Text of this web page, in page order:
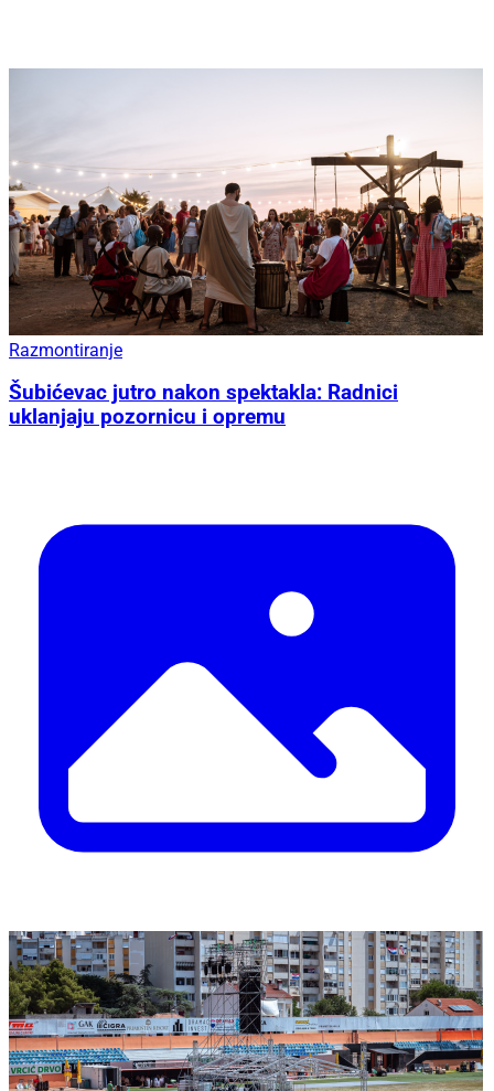
Razmontiranje
Šubićevac jutro nakon spektakla: Radnici
uklanjaju pozornicu i opremu